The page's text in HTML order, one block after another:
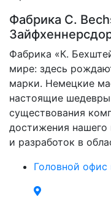
Фабрика C.
Фабрика «К.
мире: здесь
марки. Немецкие
настоящие
существования
достижения нашего
и разработок в
Головной офис